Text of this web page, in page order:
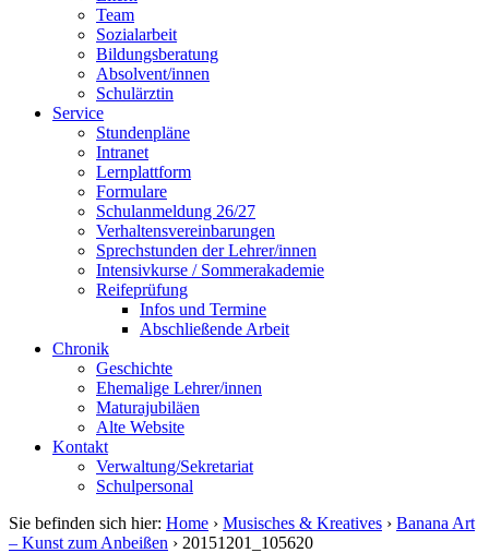
Team
Sozialarbeit
Bildungsberatung
Absolvent/innen
Schulärztin
Service
Stundenpläne
Intranet
Lernplattform
Formulare
Schulanmeldung 26/27
Verhaltensvereinbarungen
Sprechstunden der Lehrer/innen
Intensivkurse / Sommerakademie
Reifeprüfung
Infos und Termine
Abschließende Arbeit
Chronik
Geschichte
Ehemalige Lehrer/innen
Maturajubiläen
Alte Website
Kontakt
Verwaltung/Sekretariat
Schulpersonal
Sie befinden sich hier: Home › Musisches & Kreatives › Banana Art
– Kunst zum Anbeißen › 20151201_105620